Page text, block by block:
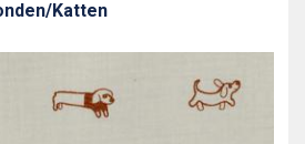
Katten